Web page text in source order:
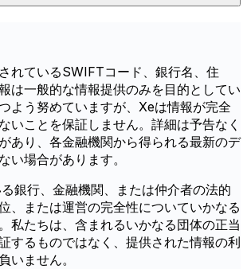
れているSWIFTコード、銀行名、住
は一般的な情報提供のみを目的としてい
よう努めていますが、Xeは情報が完全
いことを保証しません。詳細は予告なく
あり、各金融機関から得られる最新のデ
い場合があります。
銀行、金融機関、または仲介者の法的
、または運営の完全性についていかなる
私たちは、含まれるいかなる団体の正当
するものではなく、提供された情報の利
いません。